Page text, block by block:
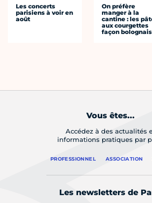
Les concerts
parisiens à voir en
août
On préfère
manger à la
cantine : les
aux courgettes
façon
Vous êtes...
Accédez à des actualités
informations pratiques par
PROFESSIONNEL ASSOCIATION
Les newsletters de